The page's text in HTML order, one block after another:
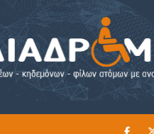
ΔΙΑΒΑΣΤΕ ΕΔΩ ►